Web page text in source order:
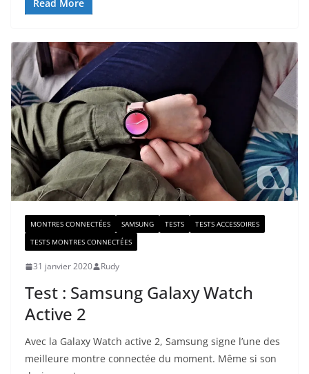
Read More
MONTRES CONNECTÉES SAMSUNG TESTS
TESTS ACCESSOIRES
TESTS MONTRES CONNECTÉES
31 janvier 2020 Rudy
Test : Samsung Galaxy Watch
Active 2
Avec la Galaxy Watch active 2, Samsung signe l’une des
meilleure montre connectée du moment. Même si son